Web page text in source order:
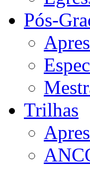
Pós-
Trilhas